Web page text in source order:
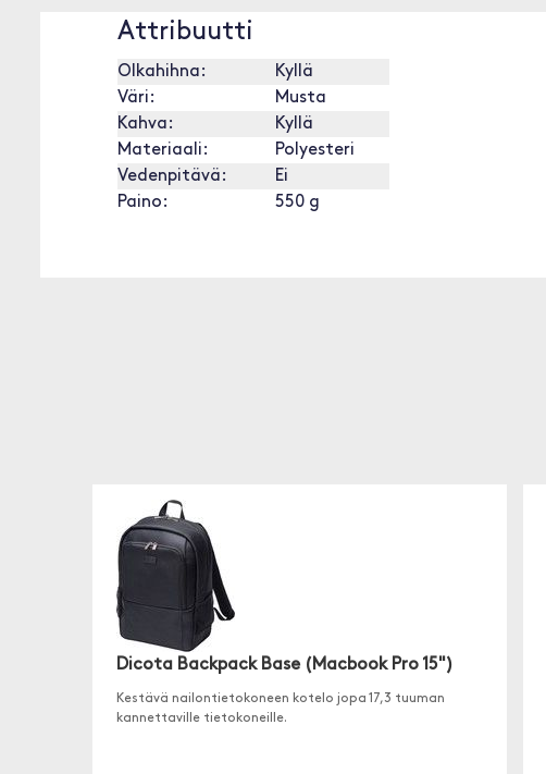
Attribuutti
Olkahihna:
Kyllä
Väri:
Musta
Kahva:
Kyllä
Materiaali:
Polyesteri
Vedenpitävä:
Ei
Paino:
550 g
Dicota Backpack Base (Macbook Pro 15")
Kestävä nailontietokoneen kotelo jopa 17,3 tuuman
kannettaville tietokoneille.